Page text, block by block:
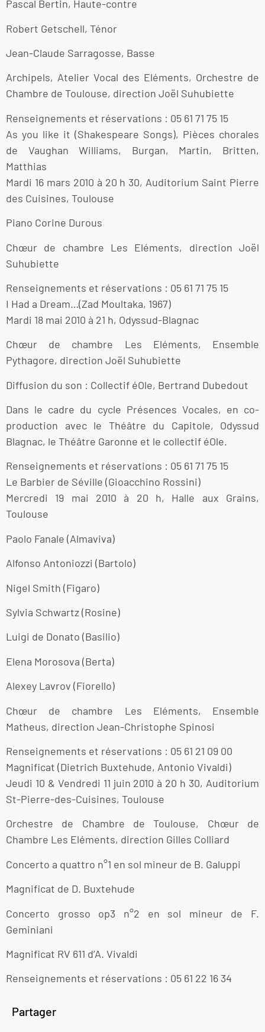
Pascal Bertin, Haute-contre
Robert Getschell, Ténor
Jean-Claude Sarragosse, Basse
Archipels, Atelier Vocal des Eléments, Orchestre de
Chambre de Toulouse, direction Joël Suhubiette
Renseignements et réservations : 05 61 71 75 15
As you like it (Shakespeare Songs), Pièces chorales
de Vaughan Williams, Burgan, Martin, Britten,
Matthias
Mardi 16 mars 2010 à 20 h 30, Auditorium Saint Pierre
des Cuisines, Toulouse
Piano Corine Durous
Chœur de chambre Les Eléments, direction Joël
Suhubiette
Renseignements et réservations : 05 61 71 75 15
I Had a Dream…(Zad Moultaka, 1967)
Mardi 18 mai 2010 à 21 h, Odyssud-Blagnac
Chœur de chambre Les Eléments, Ensemble
Pythagore, direction Joël Suhubiette
Diffusion du son : Collectif éOle, Bertrand Dubedout
Dans le cadre du cycle Présences Vocales, en co-
production avec le Théâtre du Capitole, Odyssud
Blagnac, le Théâtre Garonne et le collectif éOle.
Renseignements et réservations : 05 61 71 75 15
Le Barbier de Séville (Gioacchino Rossini)
Mercredi 19 mai 2010 à 20 h, Halle aux Grains,
Toulouse
Paolo Fanale (Almaviva)
Alfonso Antoniozzi (Bartolo)
Nigel Smith (Figaro)
Sylvia Schwartz (Rosine)
Luigi de Donato (Basilio)
Elena Morosova (Berta)
Alexey Lavrov (Fiorello)
Chœur de chambre Les Eléments, Ensemble
Matheus, direction Jean-Christophe Spinosi
Renseignements et réservations : 05 61 21 09 00
Magnificat (Dietrich Buxtehude, Antonio Vivaldi)
Jeudi 10 & Vendredi 11 juin 2010 à 20 h 30, Auditorium
St-Pierre-des-Cuisines, Toulouse
Orchestre de Chambre de Toulouse, Chœur de
Chambre Les Eléments, direction Gilles Colliard
Concerto a quattro n°1 en sol mineur de B. Galuppi
Magnificat de D. Buxtehude
Concerto grosso op3 n°2 en sol mineur de F.
Geminiani
Magnificat RV 611 d’A. Vivaldi
Renseignements et réservations : 05 61 22 16 34
Partager